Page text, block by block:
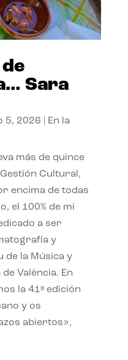
Sara
5, 2026
En la
más de quince
Cultural,
encima de todas
el 100% de mi
a ser
y
de la Música y
València. En
la 41ª edición
y os
abiertos»,